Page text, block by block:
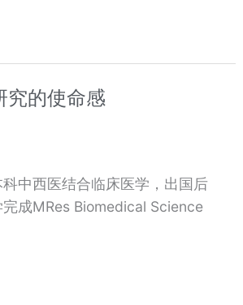
究的使命感
中西医结合临床医学，出国后
成MRes Biomedical Science